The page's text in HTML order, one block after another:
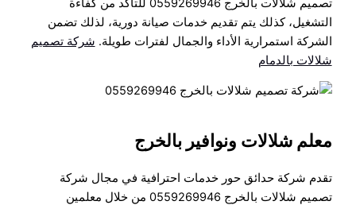
تصميم شلالات بالخرج 0559269946 للتأكد من كفاءة
التشغيل، كذلك يتم تقديم خدمات صيانة دورية، لذلك تضمن
الشركة استمرارية الأداء والجمال لفترات طويلة. شركة تصميم
شلالات بالدمام
معلم شلالات ونوافير بالخرج
تقدم شركة حدائق حور خدمات احترافية في مجال شركة
تصميم شلالات بالخرج 0559269946 من خلال معلمين